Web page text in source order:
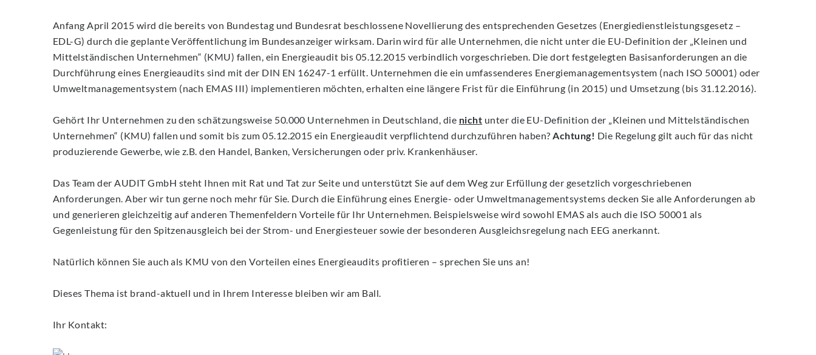
Anfang April 2015 wird die bereits von Bundestag und Bundesrat beschlossene Novellierung des entsprechenden Gesetzes (Energiedienstleistungsgesetz –
EDL-G) durch die geplante Veröffentlichung im Bundesanzeiger wirksam. Darin wird für alle Unternehmen, die nicht unter die EU-Definition der „Kleinen und
Mittelständischen Unternehmen“ (KMU) fallen, ein Energieaudit bis 05.12.2015 verbindlich vorgeschrieben. Die dort festgelegten Basisanforderungen an die
Durchführung eines Energieaudits sind mit der DIN EN 16247-1 erfüllt. Unternehmen die ein umfassenderes Energiemanagementsystem (nach ISO 50001) oder
Umweltmanagementsystem (nach EMAS III) implementieren möchten, erhalten eine längere Frist für die Einführung (in 2015) und Umsetzung (bis 31.12.2016).
Gehört Ihr Unternehmen zu den schätzungsweise 50.000 Unternehmen in Deutschland, die nicht unter die EU-Definition der „Kleinen und Mittelständischen
Unternehmen“ (KMU) fallen und somit bis zum 05.12.2015 ein Energieaudit verpflichtend durchzuführen haben?Achtung! Die Regelung gilt auch für das nicht
produzierende Gewerbe, wie z.B. den Handel, Banken, Versicherungen oder priv. Krankenhäuser.
Das Team der AUDIT GmbH steht Ihnen mit Rat und Tat zur Seite und unterstützt Sie auf dem Weg zur Erfüllung der gesetzlich vorgeschriebenen
Anforderungen. Aber wir tun gerne noch mehr für Sie. Durch die Einführung eines Energie- oder Umweltmanagementsystems decken Sie alle Anforderungen ab
und generieren gleichzeitig auf anderen Themenfeldern Vorteile für Ihr Unternehmen. Beispielsweise wird sowohl EMAS als auch die ISO 50001 als
Gegenleistung für den Spitzenausgleich bei der Strom- und Energiesteuer sowie der besonderen Ausgleichsregelung nach EEG anerkannt.
Natürlich können Sie auch als KMU von den Vorteilen eines Energieaudits profitieren – sprechen Sie uns an!
Dieses Thema ist brand-aktuell und in Ihrem Interesse bleiben wir am Ball.
Ihr Kontakt: